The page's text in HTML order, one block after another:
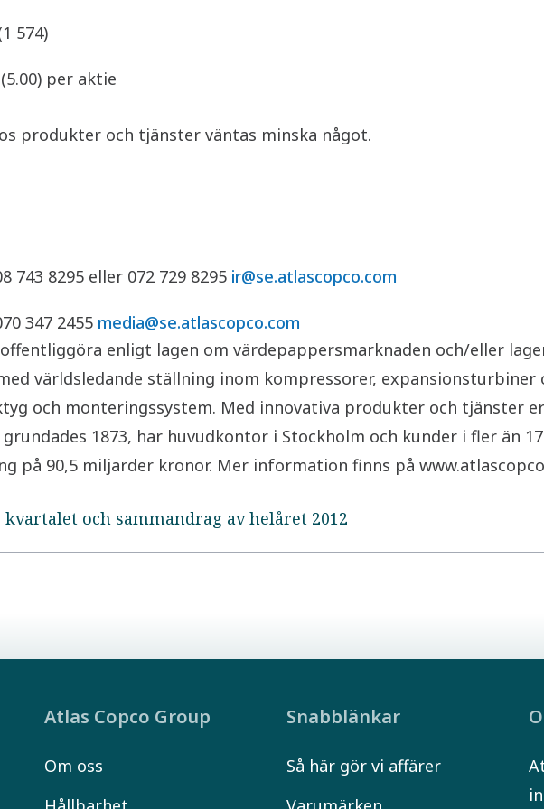
574)
per aktie
produkter och tjänster väntas minska något.
8295 eller 072 729 8295 ir@se.atlascopco.com
347 2455 media@se.atlascopco.com
enligt lagen om värdepappersmarknaden och/eller
världsledande ställning inom kompressorer,
och monteringssystem. Med innovativa produkter och tjänster
1873, har huvudkontor i Stockholm och kunder i fler än
på 90,5 miljarder kronor. Mer information finns på
och sammandrag av helåret 2012
Atlas Copco Group
Om oss
Snabblänkar
Så här gör vi affärer